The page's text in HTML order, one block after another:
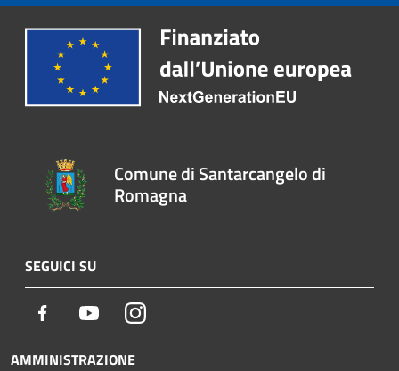
Comune di Santarcangelo di
Romagna
SEGUICI SU
Facebook YoutubeInstagram
AMMINISTRAZIONE